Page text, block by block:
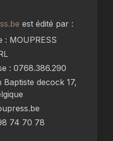
est édité par :
: MOUPRESS
: 0768.386.290
decock 17,
74 70 78